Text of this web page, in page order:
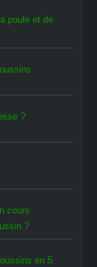
poule et de
?
cours
?
en 5